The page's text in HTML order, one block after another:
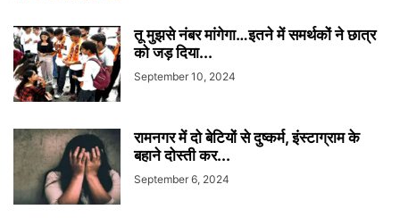
तू मुझसे नंबर मांगेगा…इतने में समर्थकों ने छात्र
को जड़ दिया...
September 10, 2024
रामनगर में दो बेटियों से दुष्कर्म, इंस्टाग्राम के
बहाने दोस्ती कर...
September 6, 2024